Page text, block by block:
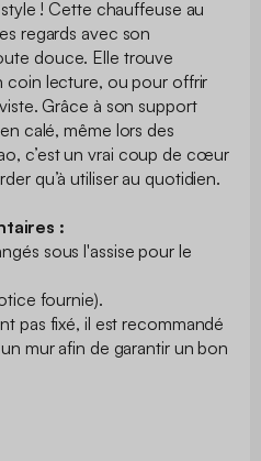
! Cette chauffeuse au
regards avec son
douce. Elle trouve
coin lecture, ou pour offrir
Grâce à son support
calé, même lors des
c’est un vrai coup de cœur
qu’à utiliser au quotidien.
:
sous l'assise pour le
fournie).
pas fixé, il est recommandé
mur afin de garantir un bon